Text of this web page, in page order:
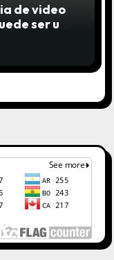
de video
ser un